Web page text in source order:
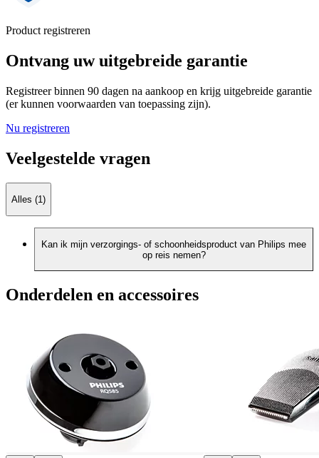
Product registreren
Ontvang uw uitgebreide garantie
Registreer binnen 90 dagen na aankoop en krijg uitgebreide garantie
(er kunnen voorwaarden van toepassing zijn).
Nu registreren
Veelgestelde vragen
Alles (1)
Kan ik mijn verzorgings- of schoonheidsproduct van Philips mee
op reis nemen?
Onderdelen en accessoires